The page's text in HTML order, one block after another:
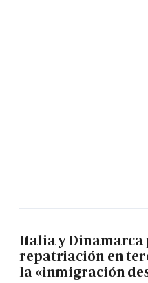
Italia y Dinamarca
repatriación en
la «inmigración